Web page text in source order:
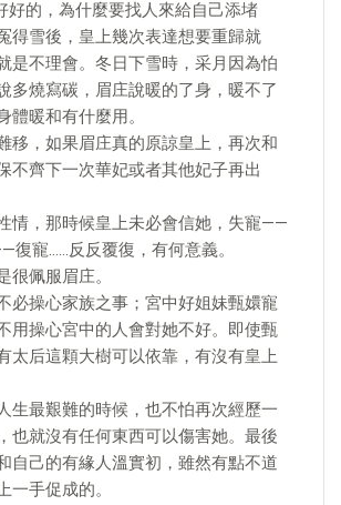
好的，為什麼要找人來給自己添堵
得雪後，皇上幾次表達想要重歸就
是不理會。冬日下雪時，采月因為怕
多燒寫碳，眉庄說暖的了身，暖不了
體暖和有什麼用。
移，如果眉庄真的原諒皇上，再次和
不齊下一次華妃或者其他妃子再出
情，那時候皇上未必會信她，失寵——
寵……反反覆復，有何意義。
很佩服眉庄。
必操心家族之事；宮中好姐妹甄嬛寵
用操心宮中的人會對她不好。即使甄
太后這顆大樹可以依靠，有沒有皇上
生最艱難的時候，也不怕再次經歷一
也就沒有任何東西可以傷害她。最後
自己的有緣人溫實初，雖然有點不道
一手促成的。